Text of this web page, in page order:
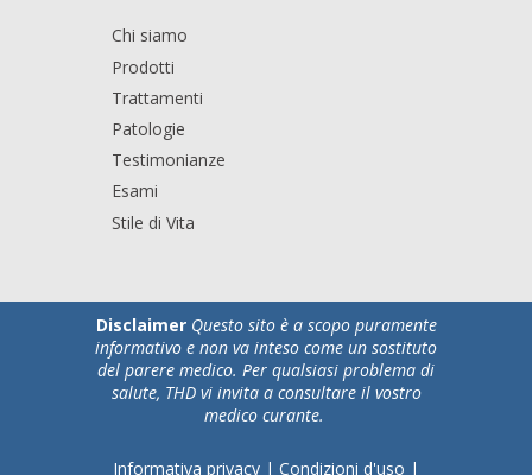
Chi siamo
Prodotti
Trattamenti
Patologie
Testimonianze
Esami
Stile di Vita
Disclaimer Questo sito è a scopo puramente
informativo e non va inteso come un sostituto
del parere medico. Per qualsiasi problema di
salute, THD vi invita a consultare il vostro
medico curante.
Informativa privacy | Condizioni d'uso |